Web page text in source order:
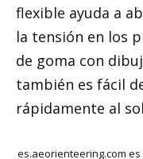
flexible ayuda a
la tensión en los
de goma con
también es fácil
rápidamente al
es.aeorienteering.com